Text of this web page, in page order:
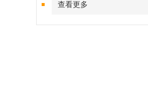
查看更多